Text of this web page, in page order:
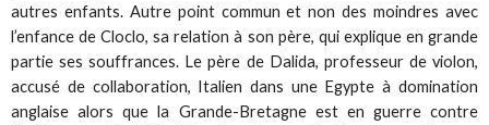
autres enfants. Autre point commun et non des moindres avec
l’enfance de Cloclo, sa relation à son père, qui explique en grande
partie ses souffrances. Le père de Dalida, professeur de violon,
accusé de collaboration, Italien dans une Egypte à domination
anglaise alors que la Grande-Bretagne est en guerre contre